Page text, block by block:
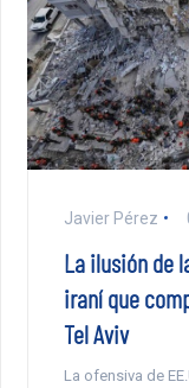
Javier Pérez
La ilusión de
iraní que
Tel Aviv
La ofensiva de